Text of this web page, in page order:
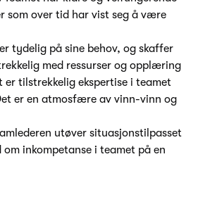
som over tid har vist seg å være
tydelig på sine behov, og skaffer
med ressurser og opplæring
er tilstrekkelig ekspertise i teamet
er en atmosfære av vinn-vinn og
utøver situasjonstilpasset
inkompetanse i teamet på en